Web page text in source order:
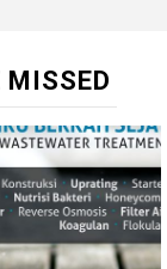
MISSED